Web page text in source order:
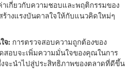
เกี่ยวกับความชอบและพฤติกรรมของ
ร้างแรงบันดาลใจให้กับแนวคิดใหม่ๆ
จ: การตรวจสอบความถูกต้องของ
สอบจะเพิ่มความมั่นใจของคุณในการ
งจะนําไปสู่ประสิทธิภาพของตลาดที่ดีขึ้น